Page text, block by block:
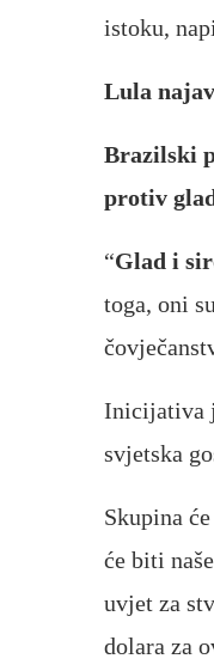
istoku,
Lula
Brazilski
protiv
“Glad i
toga, oni
Inicijativa
svjetska
Skupina
će biti
uvjet za
dolara za